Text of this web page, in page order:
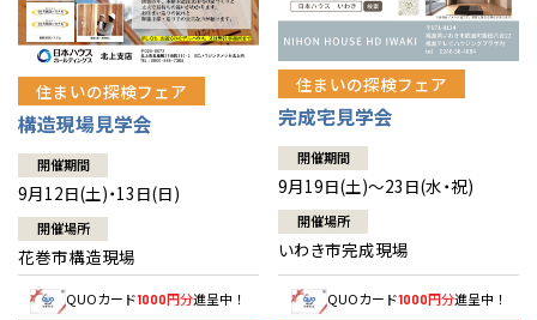
住まいの探検フェア
構造現場見学会
開催期間
9月12日(土)・13日(日)
開催場所
花巻市構造現場
QUOカード1000円分進呈中！
住まいの探検フェア
完成宅見学会
開催期間
9月19日(土)～23日(水・祝)
開催場所
いわき市完成現場
QUOカード1000円分進呈中！